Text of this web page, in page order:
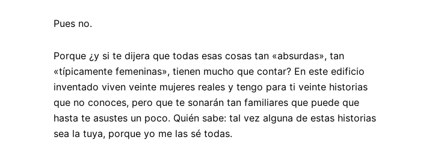
Pues no.
Porque ¿y si te dijera que todas esas cosas tan «absurdas», tan
«típicamente femeninas», tienen mucho que contar? En este edificio
inventado viven veinte mujeres reales y tengo para ti veinte historias
que no conoces, pero que te sonarán tan familiares que puede que
hasta te asustes un poco. Quién sabe: tal vez alguna de estas historias
sea la tuya, porque yo me las sé todas.